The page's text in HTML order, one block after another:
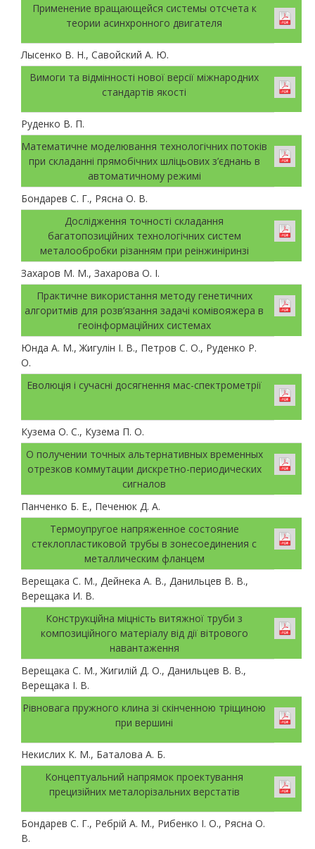
Применение вращающейся системы отсчета к
теории асинхронного двигателя
Лысенко В. Н., Савойский А. Ю.
Вимоги та відмінності нової версії міжнародних
стандартів якості
Руденко В. П.
Математичне моделювання технологічних потоків
при складанні прямобічних шліцьових з’єднань в
автоматичному режимі
Бондарев С. Г., Рясна О. В.
Дослідження точності складання
багатопозиційних технологічних систем
металообробки різанням при реінжиніринзі
Захаров М. М., Захарова О. І.
Практичне використання методу генетичних
алгоритмів для розв’язання задачі комівояжера в
геоінформаційних системах
Юнда А. М., Жигулін І. В., Петров С. О., Руденко Р.
О.
Еволюція і сучасні досягнення мас-спектрометрії
Кузема О. С., Кузема П. О.
О получении точных альтернативных временных
отрезков коммутации дискретно-периодических
сигналов
Панченко Б. Е., Печенюк Д. А.
Термоупругое напряженное состояние
стеклопластиковой трубы в зонесоединения с
металлическим фланцем
Верещака С. М., Дейнека А. В., Данильцев В. В.,
Верещака И. В.
Конструкційна міцність витяжної труби з
композиційного матеріалу від дії вітрового
навантаження
Верещака С. М., Жигилій Д. О., Данильцев В. В.,
Верещака І. В.
Рівновага пружного клина зі скінченною тріщиною
при вершині
Некислих К. М., Баталова А. Б.
Концептуальний напрямок проектування
прецизійних металорізальних верстатів
Бондарев С. Г., Ребрій А. М., Рибенко І. О., Рясна О.
В.